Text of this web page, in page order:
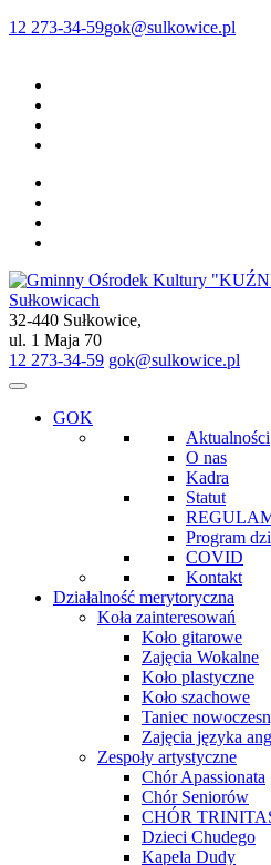
12 273-34-59gok@sulkowice.pl
Gminny Ośrodek Kultury
32-440 Sułkowice,
ul. 1 Maja 70
12 273-34-59 gok@sulkowice.pl
GOK
Aktualności
O nas
Kadra
Statut
Program
COVID
Kontakt
Działalność merytoryczna
Koła zainteresowań
Koło gitarowe
Zajęcia Wokalne
Koło plastyczne
Koło szachowe
Taniec
Zajęcia języka
Zespoły artystyczne
Chór Apassionata
Chór Seniorów
CHÓR
Dzieci Chudego
Kapela Dudy